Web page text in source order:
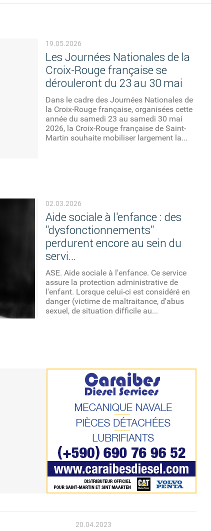
19.05.2026
Les Journées Nationales de la
Croix-Rouge française se
dérouleront du 23 au 30 mai
Dans le cadre des Journées Nationales de
la Croix-Rouge française, organisées cette
année du samedi 23 au samedi 30 mai
2026, la Croix-Rouge française de Saint-
Martin souhaite mobiliser largement la...
02.03.2026
Aide sociale à l'enfance : des
"dysfonctionnements"
perdurent encore au sein du
servi...
ASE. Aide sociale à l'enfance. Ce service
assure la protection administrative de
l'enfant. Lorsque celui-ci est considéré en
danger (victime de maltraitance, d'abus
sexuel, de situation difficile au...
20.04.2023